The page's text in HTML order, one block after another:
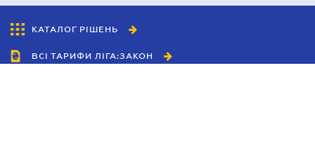
КАТАЛОГ РІШЕНЬ
ВСІ ТАРИФИ ЛІГА:ЗАКОН